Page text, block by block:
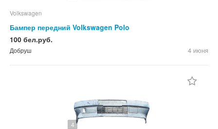
Volkswagen
Бампер передний Volkswagen Polo
100 бел.руб.
Добруш 4 июня
4